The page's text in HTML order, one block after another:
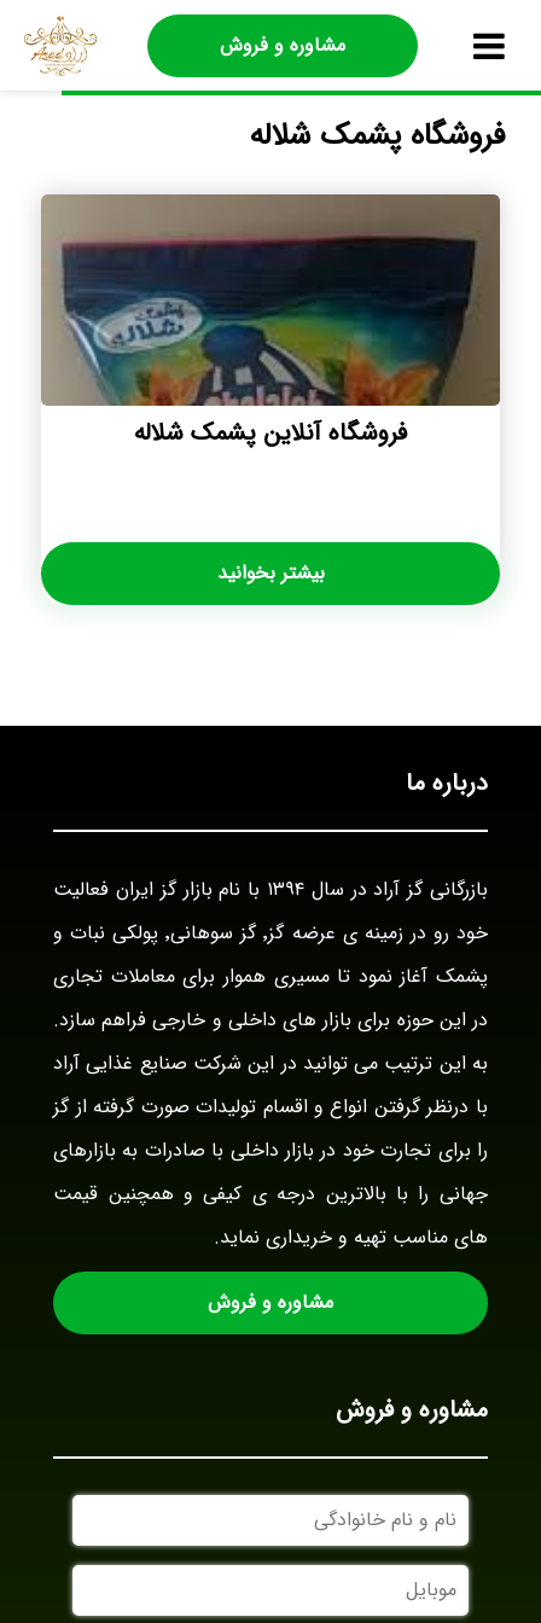
مشاوره و فروش
فروشگاه پشمک شلاله
فروشگاه آنلاین پشمک شلاله
بیشتر بخوانید
درباره ما
بازرگانی گز آراد در سال ۱۳۹۴ با نام بازار گز ایران فعالیت
خود رو در زمینه ی عرضه گز٬ گز سوهانی٬ پولکی نبات و
پشمک آغاز نمود تا مسیری هموار برای معاملات تجاری
در این حوزه برای بازار های داخلی و خارجی فراهم سازد.
به این ترتیب می توانید در این شرکت صنایع غذایی آراد
با درنظر گرفتن انواع و اقسام تولیدات صورت گرفته از گز
را برای تجارت خود در بازار داخلی با صادرات به بازارهای
جهانی را با بالاترین درجه ی کیفی و همچنین قیمت
های مناسب تهیه و خریداری نماید.
مشاوره و فروش
مشاوره و فروش
نام
و
نام
خانوادگی
موبایل